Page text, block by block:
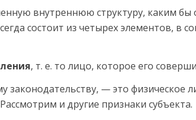
внутреннюю структуру, каким бы
состоит из четырех эле­ментов, в
, т. е. то ли­цо, которое его
законодательству, — это
и другие признаки субъекта.